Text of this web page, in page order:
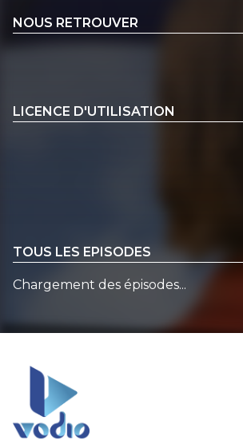
NOUS RETROUVER
LICENCE D'UTILISATION
TOUS LES EPISODES
Chargement des épisodes...